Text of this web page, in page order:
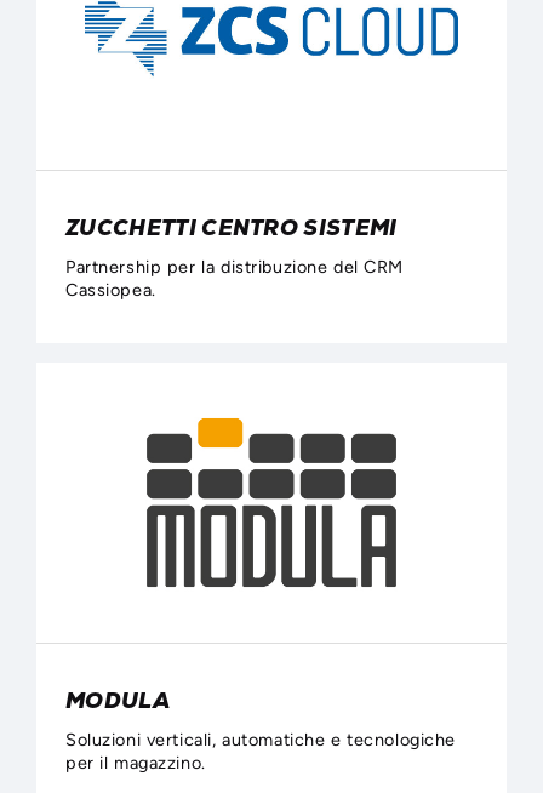
ZUCCHETTI CENTRO SISTEMI
Partnership per la distribuzione del CRM
Cassiopea.
MODULA
Soluzioni verticali, automatiche e tecnologiche
per il magazzino.